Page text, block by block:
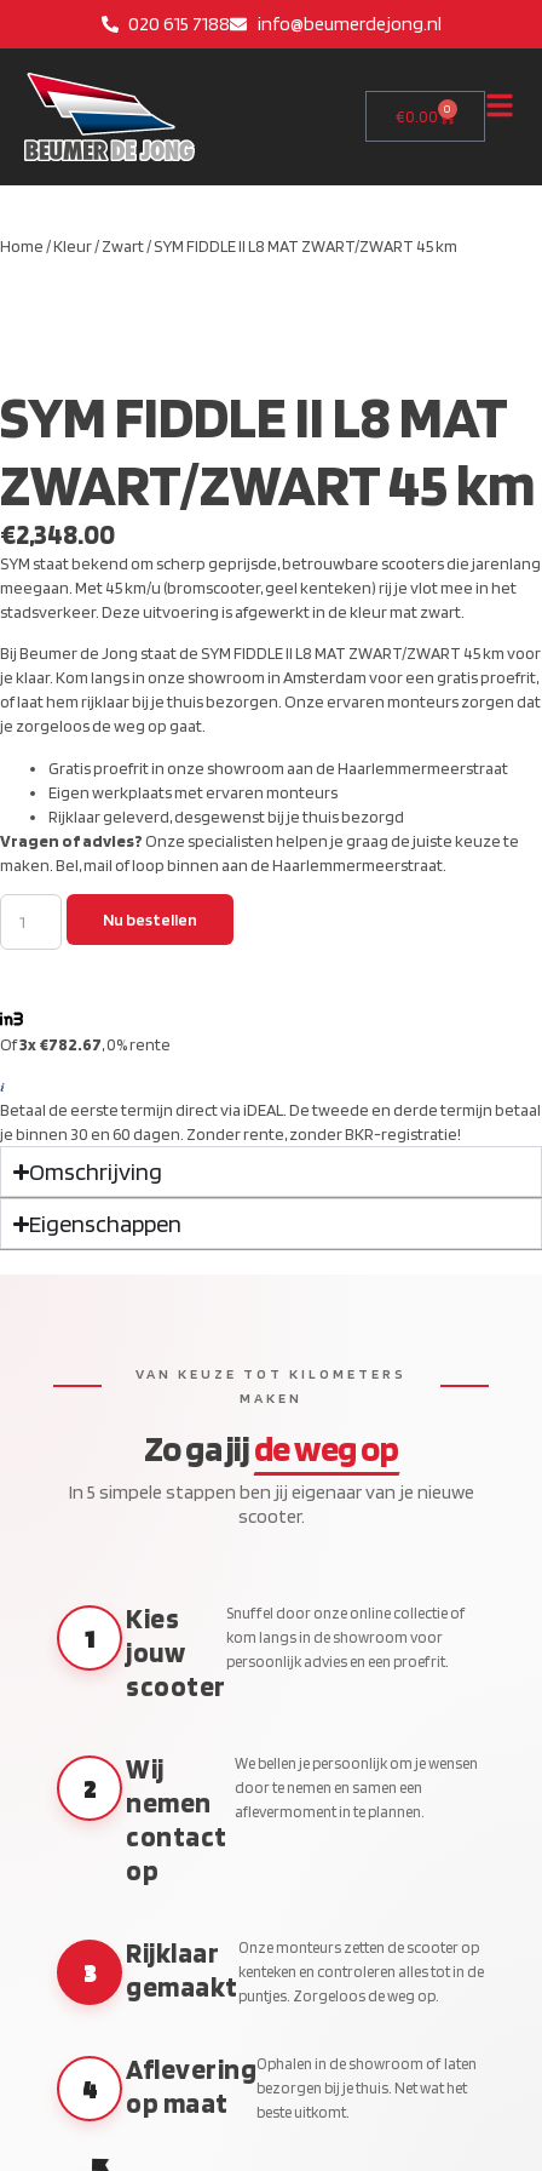
020 615 7188 info@beumerdejong.nl
€0.00 0
Home /Kleur/Zwart/ SYM FIDDLE II L8 MAT ZWART/ZWART 45 km
SYM FIDDLE II L8 MAT
ZWART/ZWART 45 km
€2,348.00
SYM staat bekend om scherp geprijsde, betrouwbare scooters die jarenlang
meegaan. Met 45 km/u (bromscooter, geel kenteken) rij je vlot mee in het
stadsverkeer. Deze uitvoering is afgewerkt in de kleur mat zwart.
Bij Beumer de Jong staat de SYM FIDDLE II L8 MAT ZWART/ZWART 45 km voor
je klaar. Kom langs in onze showroom in Amsterdam voor een gratis proefrit,
of laat hem rijklaar bij je thuis bezorgen. Onze ervaren monteurs zorgen dat
je zorgeloos de weg op gaat.
Gratis proefrit in onze showroom aan de Haarlemmermeerstraat
Eigen werkplaats met ervaren monteurs
Rijklaar geleverd, desgewenst bij je thuis bezorgd
Vragen of advies?Onze specialisten helpen je graag de juiste keuze te
maken. Bel, mail of loop binnen aan de Haarlemmermeerstraat.
Nu bestellen
Of3x €782.67, 0% rente
Betaal de eerste termijn direct via iDEAL. De tweede en derde termijn betaal
je binnen 30 en 60 dagen. Zonder rente, zonder BKR-registratie!
Omschrijving
Eigenschappen
VAN KEUZE TOT KILOMETERS
MAKEN
Zo ga jijde weg op
In 5 simpele stappen ben jij eigenaar van je nieuwe
scooter.
1
Kies
jouw
scooter
Snuffel door onze online collectie of
kom langs in de showroom voor
persoonlijk advies en een proefrit.
2
Wij
nemen
contact
op
We bellen je persoonlijk om je wensen
door te nemen en samen een
aflevermoment in te plannen.
3
Rijklaar
gemaakt
Onze monteurs zetten de scooter op
kenteken en controleren alles tot in de
puntjes. Zorgeloos de weg op.
4
Aflevering
op maat
Ophalen in de showroom of laten
bezorgen bij je thuis. Net wat het
beste uitkomt.